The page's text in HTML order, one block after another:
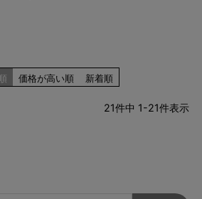
価格が高い順 新着順
21件中 1-21件表示